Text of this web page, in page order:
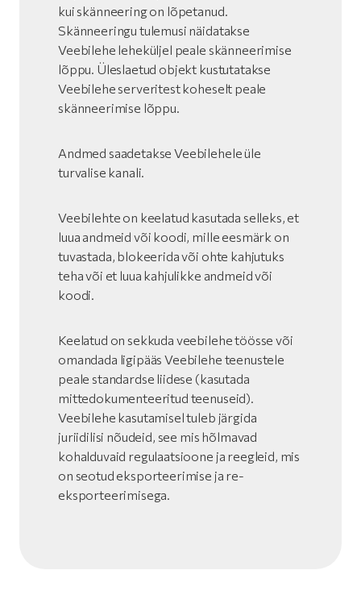
kui skänneering on lõpetanud.
Skänneeringu tulemusi näidatakse
Veebilehe leheküljel peale skänneerimise
lõppu. Üleslaetud objekt kustutatakse
Veebilehe serveritest koheselt peale
skänneerimise lõppu.
Andmed saadetakse Veebilehele üle
turvalise kanali.
Veebilehte on keelatud kasutada selleks, et
luua andmeid või koodi, mille eesmärk on
tuvastada, blokeerida või ohte kahjutuks
teha või et luua kahjulikke andmeid või
koodi.
Keelatud on sekkuda veebilehe töösse või
omandada ligipääs Veebilehe teenustele
peale standardse liidese (kasutada
mittedokumenteeritud teenuseid).
Veebilehe kasutamisel tuleb järgida
juriidilisi nõudeid, see mis hõlmavad
kohalduvaid regulaatsioone ja reegleid, mis
on seotud eksporteerimise ja re-
eksporteerimisega.